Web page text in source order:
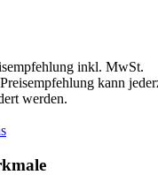
inkl. MwSt.
kann
werden.